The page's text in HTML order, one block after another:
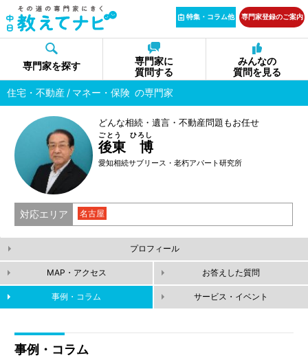
特集・コラム他 専門家登録のご案内
専門家を探す
専門家に
質問する
みんなの
質問を見る
住宅・不動産
マネー・保険 の専門家
どんな相続・遺言・不動産問題もお任せ
後東 博
ごとう ひろし
愛知相続サブリース・老朽アパート研究所
対応エリア 名古屋
プロフィール
MAP・アクセス お答えした質問
事例・コラム サービス・イベント
事例・コラム